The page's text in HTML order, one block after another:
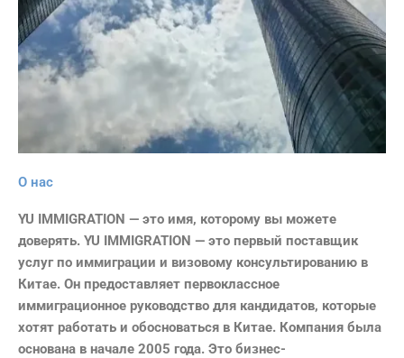
О нас
YU IMMIGRATION — это имя, которому вы можете
доверять. YU IMMIGRATION — это первый поставщик
услуг по иммиграции и визовому консультированию в
Китае. Он предоставляет первоклассное
иммиграционное руководство для кандидатов, которые
хотят работать и обосноваться в Китае. Компания была
основана в начале 2005 года. Это бизнес-